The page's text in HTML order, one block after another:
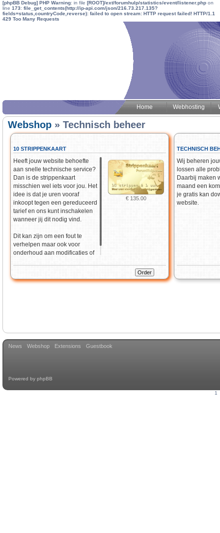
[phpBB Debug] PHP Warning: in file [ROOT]/ext/forumhulp/statistics/event/listener.php on
line 173: file_get_contents(http://ip-api.com/json/216.73.217.135?
fields=status,countryCode,reverse): failed to open stream: HTTP request failed! HTTP/1.1
429 Too Many Requests
Home Webhosting
Webshop » Technisch beheer
10 STRIPPENKAART
Heeft jouw website behoefte
aan snelle technische service?
Dan is de strippenkaart
misschien wel iets voor jou. Het
idee is dat je uren vooraf
inkoopt tegen een gereduceerd
tarief en ons kunt inschakelen
wanneer jij dit nodig vind.
Dit kan zijn om een fout te
verhelpen maar ook voor
onderhoud aan modificaties of
€ 135.00
TECHNISCH
Wij beheren
lossen alle
Daarbij maken
maand een
je gratis kan
website.
News Webshop Extensions Guestbook
Powered by phpBB
1